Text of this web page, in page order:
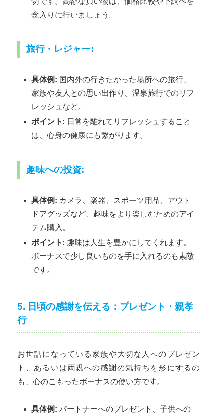
念入りに行いましょう。
旅行・レジャー:
具体例: 国内外の行きたかった場所への旅行、
家族や友人との思い出作り、温泉旅行でのリフ
レッシュなど。
ポイント: 日常を離れてリフレッシュすること
は、心身の健康にも繋がります。
趣味への投資:
具体例: カメラ、楽器、スポーツ用品、アウト
ドアグッズなど、趣味をより楽しむためのアイ
テム購入。
ポイント: 趣味は人生を豊かにしてくれます。
ボーナスで少し良いものを手に入れるのも素敵
です。
5. 日頃の感謝を伝える：プレゼント・親孝
行
お世話になっている家族や大切な人へのプレゼン
ト、あるいは両親への感謝の気持ちを形にするの
も、心のこもったボーナスの使い方です。
具体例: パートナーへのプレゼント、子供への